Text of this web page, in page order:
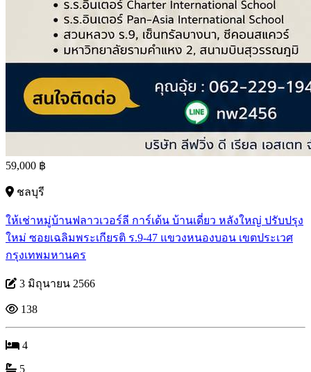
59,000 ฿
ชลบุรี
ให้เช่าหมู่บ้านฟลาวเวอร์ลี การ์เด้น บ้านเดี่ยว หลังใหญ่ ปรับปรุง
ใหม่ ซอยเฉลิมพระเกียรติ ร.9-47 แขวงหนองบอน เขตประเวศ
กรุงเทพมหานคร
3 มิถุนายน 2566
138
4
5